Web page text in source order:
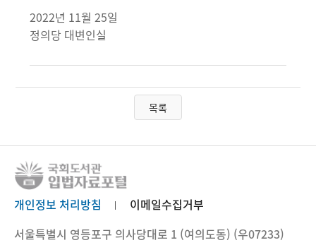
2022년 11월 25일
정의당 대변인실
목록
개인정보 처리방침
이메일수집거부
서울특별시 영등포구 의사당대로 1 (여의도동) (우07233)